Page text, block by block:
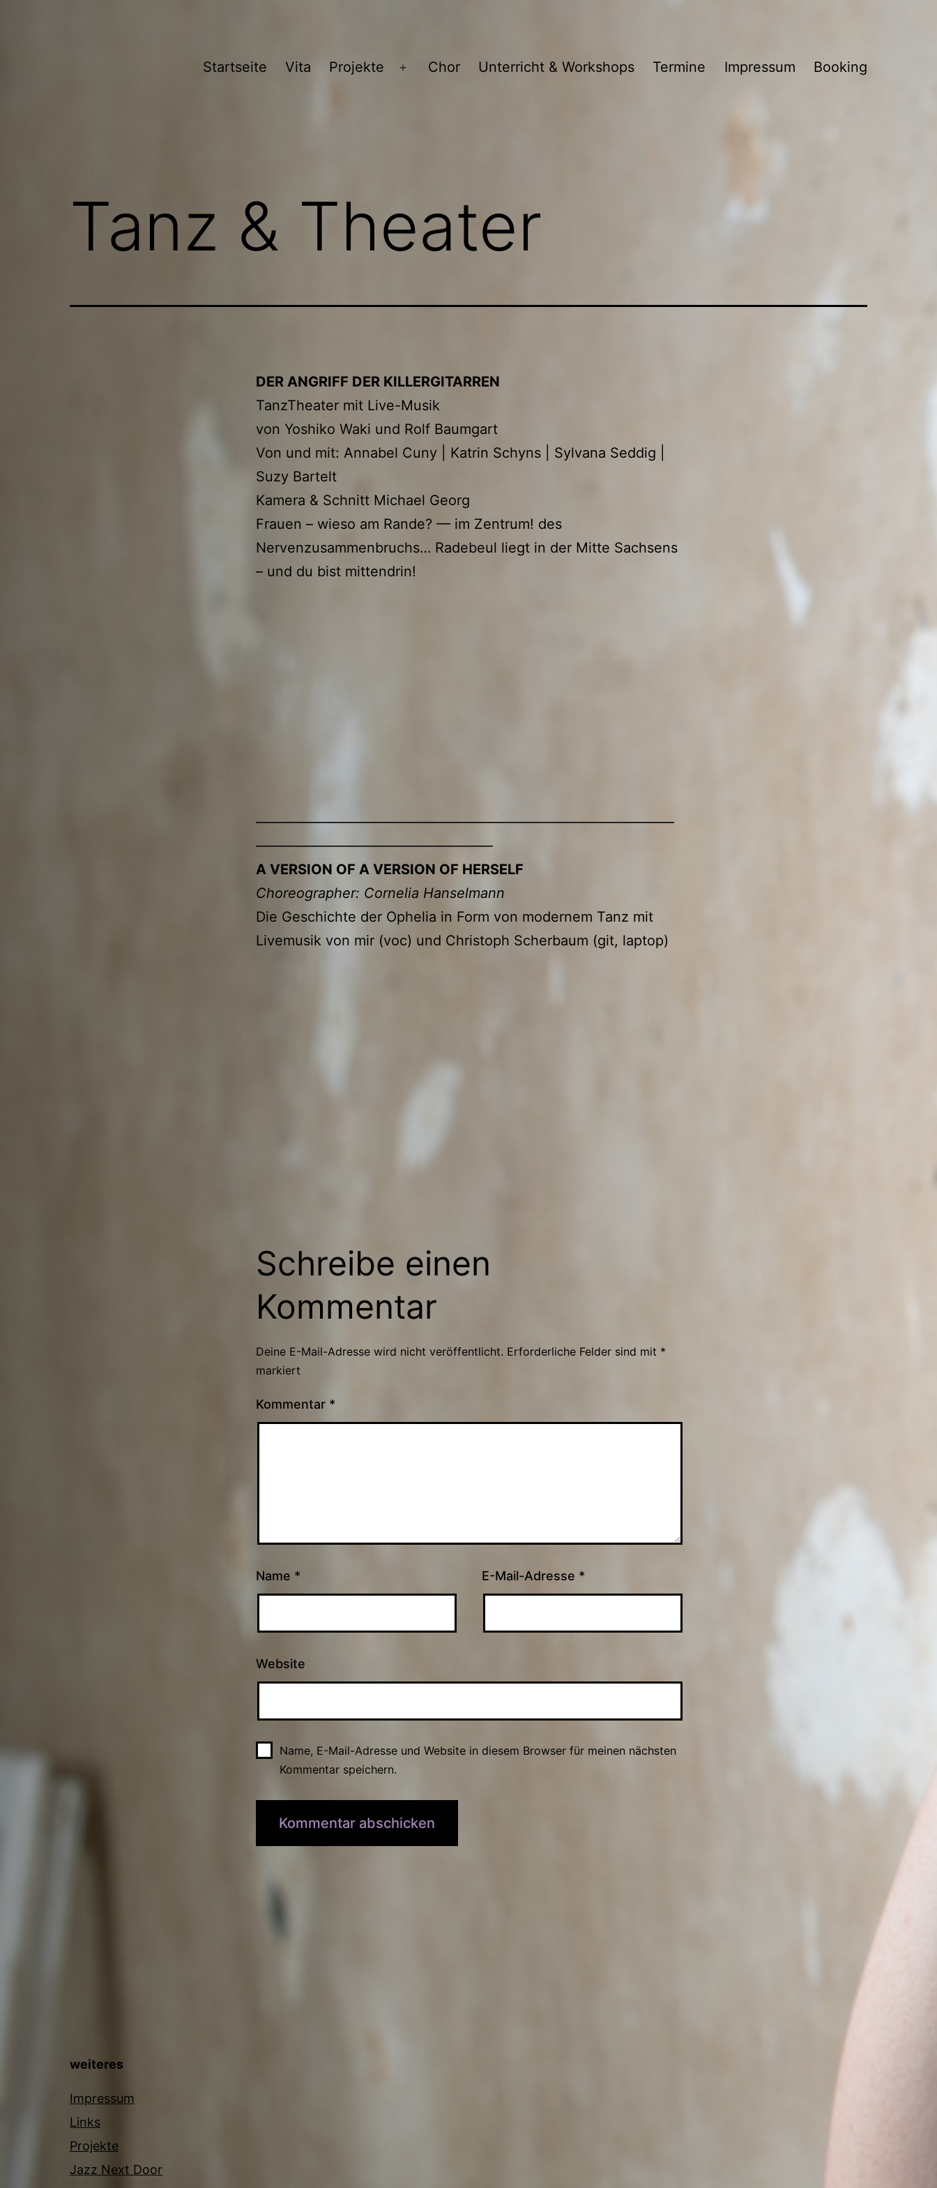
Startseite Vita Projekte
Menü
Chor Unterricht & Workshops Termine Impressum Booking
Tanz & Theater
DER ANGRIFF DER KILLERGITARREN
TanzTheater mit Live-Musik
von Yoshiko Waki und Rolf Baumgart
Von und mit: Annabel Cuny | Katrin Schyns | Sylvana Seddig |
Suzy Bartelt
Kamera & Schnitt Michael Georg
Frauen – wieso am Rande? — im Zentrum! des
Nervenzusammenbruchs… Radebeul liegt in der Mitte Sachsens
– und du bist mittendrin!
——————————————————————————————
—————————————————
A VERSION OF A VERSION OF HERSELF
Choreographer: Cornelia Hanselmann
Die Geschichte der Ophelia in Form von modernem Tanz mit
Livemusik von mir (voc) und Christoph Scherbaum (git, laptop)
Schreibe einen
Kommentar
Deine E-Mail-Adresse wird nicht veröffentlicht. Erforderliche Felder sind mit *
markiert
Kommentar *
Name * E-Mail-Adresse *
Website
Name, E-Mail-Adresse und Website in diesem Browser für meinen nächsten
Kommentar speichern.
weiteres
Impressum
Links
Projekte
Jazz Next Door